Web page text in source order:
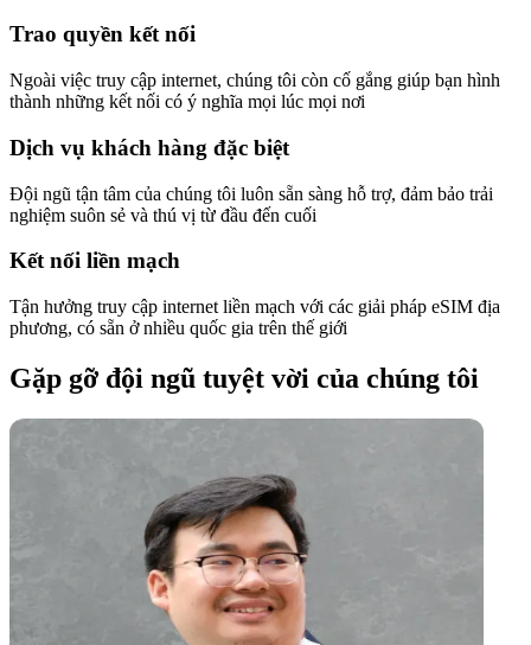
Trao quyền kết nối
Ngoài việc truy cập internet, chúng tôi còn cố gắng giúp bạn hình
thành những kết nối có ý nghĩa mọi lúc mọi nơi
Dịch vụ khách hàng đặc biệt
Đội ngũ tận tâm của chúng tôi luôn sẵn sàng hỗ trợ, đảm bảo trải
nghiệm suôn sẻ và thú vị từ đầu đến cuối
Kết nối liền mạch
Tận hưởng truy cập internet liền mạch với các giải pháp eSIM địa
phương, có sẵn ở nhiều quốc gia trên thế giới
Gặp gỡ đội ngũ tuyệt vời của chúng tôi